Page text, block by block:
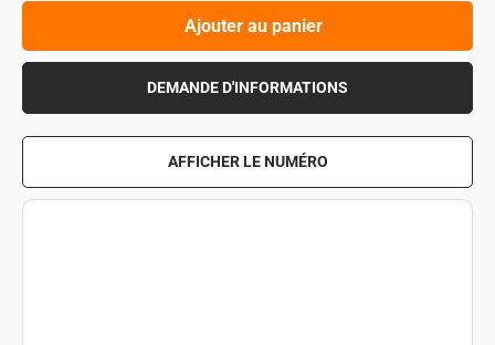
Ajouter au panier
DEMANDE D'INFORMATIONS
AFFICHER LE NUMÉRO